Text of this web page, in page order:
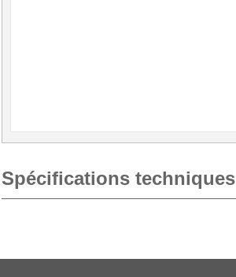
Spécifications techniques